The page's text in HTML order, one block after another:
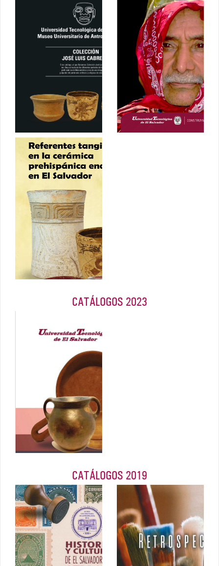
Colección
José Luis
Cabrera
Septiembre
Los
Historiantes de
El Salvador
2024
Referentes
tangibles en la
cerámica
prehispánica
encontrada en
El Salvador
2024
CATÁLOGOS 2023
persistentes
cerámica: Un
recorrido en el
tiempo
Marzo 2023
CATÁLOGOS 2019
Historia y
cultura de El
Salvador en
sellos postales
(Retrospectivas
obra de cuatro
artistas